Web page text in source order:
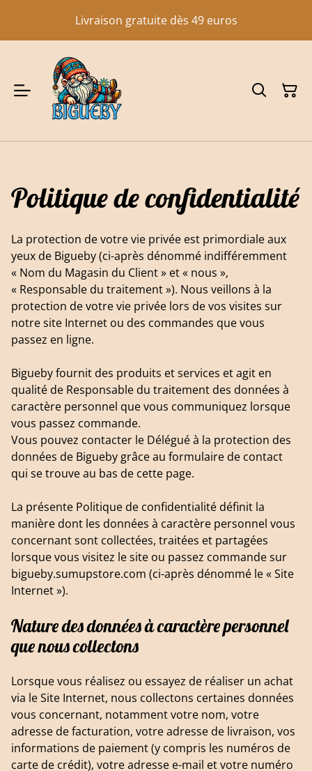
Livraison gratuite dès 49 euros
Politique de confidentialité
La protection de votre vie privée est primordiale aux
yeux de Bigueby (ci-après dénommé indifféremment
« Nom du Magasin du Client » et « nous »,
« Responsable du traitement »). Nous veillons à la
protection de votre vie privée lors de vos visites sur
notre site Internet ou des commandes que vous
passez en ligne.
Bigueby fournit des produits et services et agit en
qualité de Responsable du traitement des données à
caractère personnel que vous communiquez lorsque
vous passez commande.
Vous pouvez contacter le Délégué à la protection des
données de Bigueby grâce au formulaire de contact
qui se trouve au bas de cette page.
La présente Politique de confidentialité définit la
manière dont les données à caractère personnel vous
concernant sont collectées, traitées et partagées
lorsque vous visitez le site ou passez commande sur
bigueby.sumupstore.com (ci-après dénommé le « Site
Internet »).
Nature des données à caractère personnel
que nous collectons
Lorsque vous réalisez ou essayez de réaliser un achat
via le Site Internet, nous collectons certaines données
vous concernant, notamment votre nom, votre
adresse de facturation, votre adresse de livraison, vos
informations de paiement (y compris les numéros de
carte de crédit), votre adresse e-mail et votre numéro